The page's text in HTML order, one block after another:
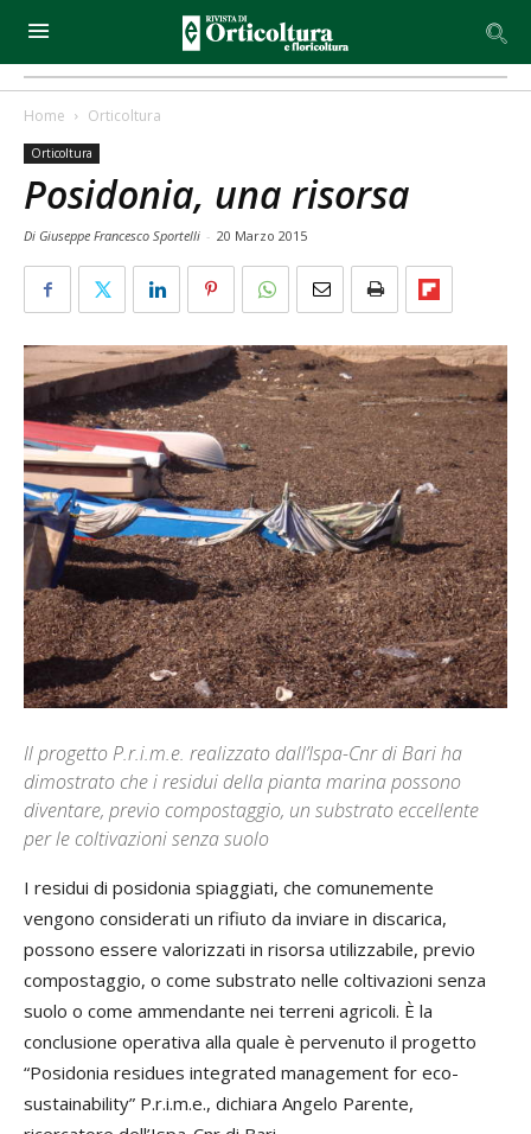
Home Orticoltura
Orticoltura
Posidonia, una risorsa
Di Giuseppe Francesco Sportelli - 20 Marzo 2015
Il progetto P.r.i.m.e. realizzato dall’Ispa-Cnr di Bari ha
dimostrato che i residui della pianta marina possono
diventare, previo compostaggio, un substrato eccellente
per le coltivazioni senza suolo
I residui di posidonia spiaggiati, che comunemente
vengono considerati un rifiuto da inviare in discarica,
possono essere valorizzati in risorsa utilizzabile, previo
compostaggio, o come substrato nelle coltivazioni senza
suolo o come ammendante nei terreni agricoli. È la
conclusione operativa alla quale è pervenuto il progetto
“Posidonia residues integrated management for eco-
sustainability” P.r.i.m.e., dichiara Angelo Parente,